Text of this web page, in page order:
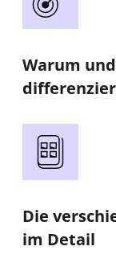
Warum
Die
im Detail